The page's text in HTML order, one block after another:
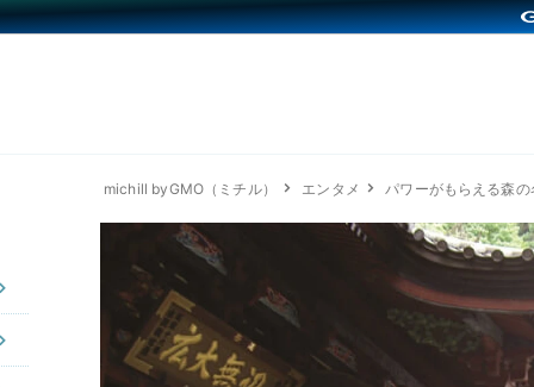
michill byGMO（ミチル） エンタメ パワーがもらえる森の